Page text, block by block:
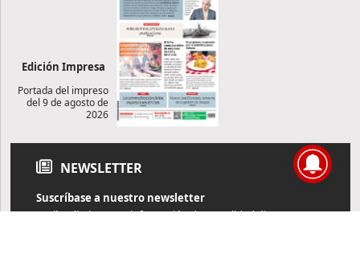
Edición Impresa
Portada del impreso
del 9 de agosto de
2026
NEWSLETTER
Suscríbase a nuestro newsletter
Reciba diariamente información de actualidad directamente en